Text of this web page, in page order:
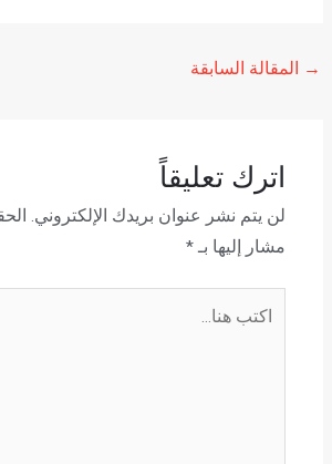
→ المقالة السابقة
اترك تعليقاً
لن يتم نشر عنوان بريدك الإلكتروني.
مشار إليها بـ *